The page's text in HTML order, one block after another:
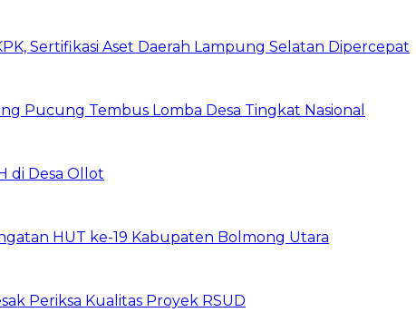
Sertifikasi Aset Daerah Lampung Selatan Dipercepat
Pucung Tembus Lomba Desa Tingkat Nasional
di Desa Ollot
HUT ke-19 Kabupaten Bolmong Utara
Periksa Kualitas Proyek RSUD